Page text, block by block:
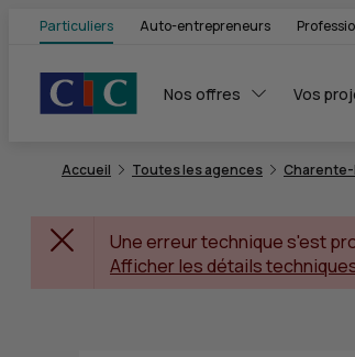
Particuliers Auto-entrepreneurs
Nos offres Vos
Accueil Toutes les agences
Une erreur technique s'est
Afficher les détails